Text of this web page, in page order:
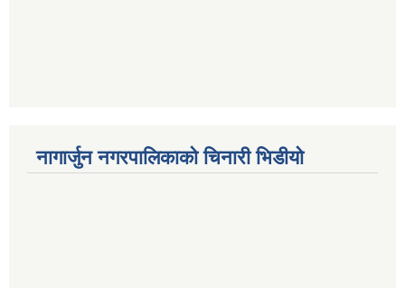
नागार्जुन नगरपालिकाको चिनारी भिडीयो